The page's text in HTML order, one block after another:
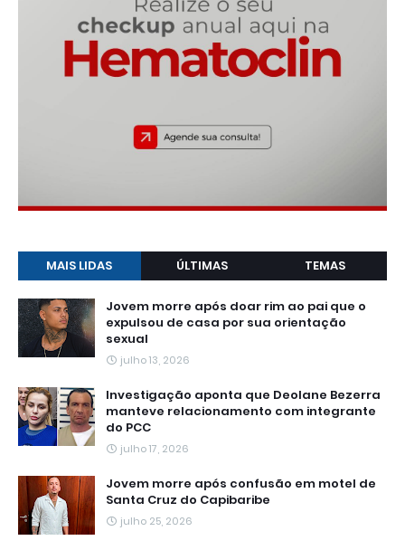
MAIS LIDAS ÚLTIMAS TEMAS
Jovem morre após doar rim ao pai que o
expulsou de casa por sua orientação
sexual
julho 13, 2026
Investigação aponta que Deolane Bezerra
manteve relacionamento com integrante
do PCC
julho 17, 2026
Jovem morre após confusão em motel de
Santa Cruz do Capibaribe
julho 25, 2026